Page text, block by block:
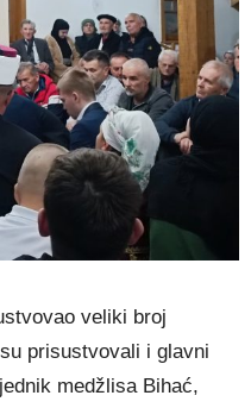
veliki broj
prisustvovali i glavni
medžlisa Bihać,